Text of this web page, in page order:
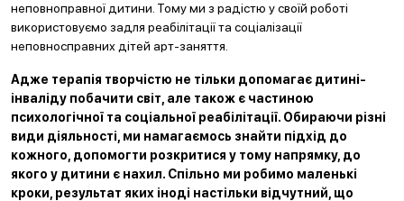
неповноправної дитини. Тому ми з радістю у своїй роботі
використовуємо задля реабілітації та соціалізації
неповносправних дітей арт-заняття.
Адже терапія творчістю не тільки допомагає дитині-
інваліду побачити світ, але також є частиною
психологічної та соціальної реабілітації. Обираючи різні
види діяльності, ми намагаємось знайти підхід до
кожного, допомогти розкритися у тому напрямку, до
якого у дитини є нахил. Спільно ми робимо маленькі
кроки, результат яких іноді настільки відчутний, що